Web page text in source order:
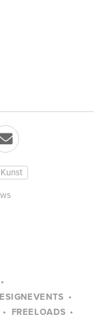
Kunst
FREELOADS